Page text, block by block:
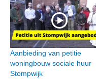
Aanbieding van petitie
woningbouw sociale huur
Stompwijk